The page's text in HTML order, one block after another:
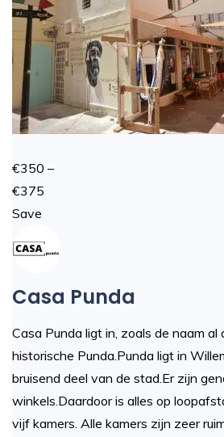
€350 –
€375
Save
Casa Punda
Casa Punda ligt in, zoals de naam
historische Punda.Punda ligt in
bruisend deel van de stad.Er zijn
winkels.Daardoor is alles op
vijf kamers. Alle kamers zijn zeer